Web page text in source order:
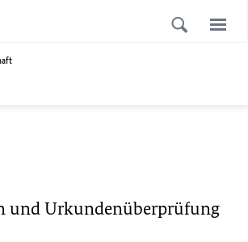
und Urkundenüberprüfung